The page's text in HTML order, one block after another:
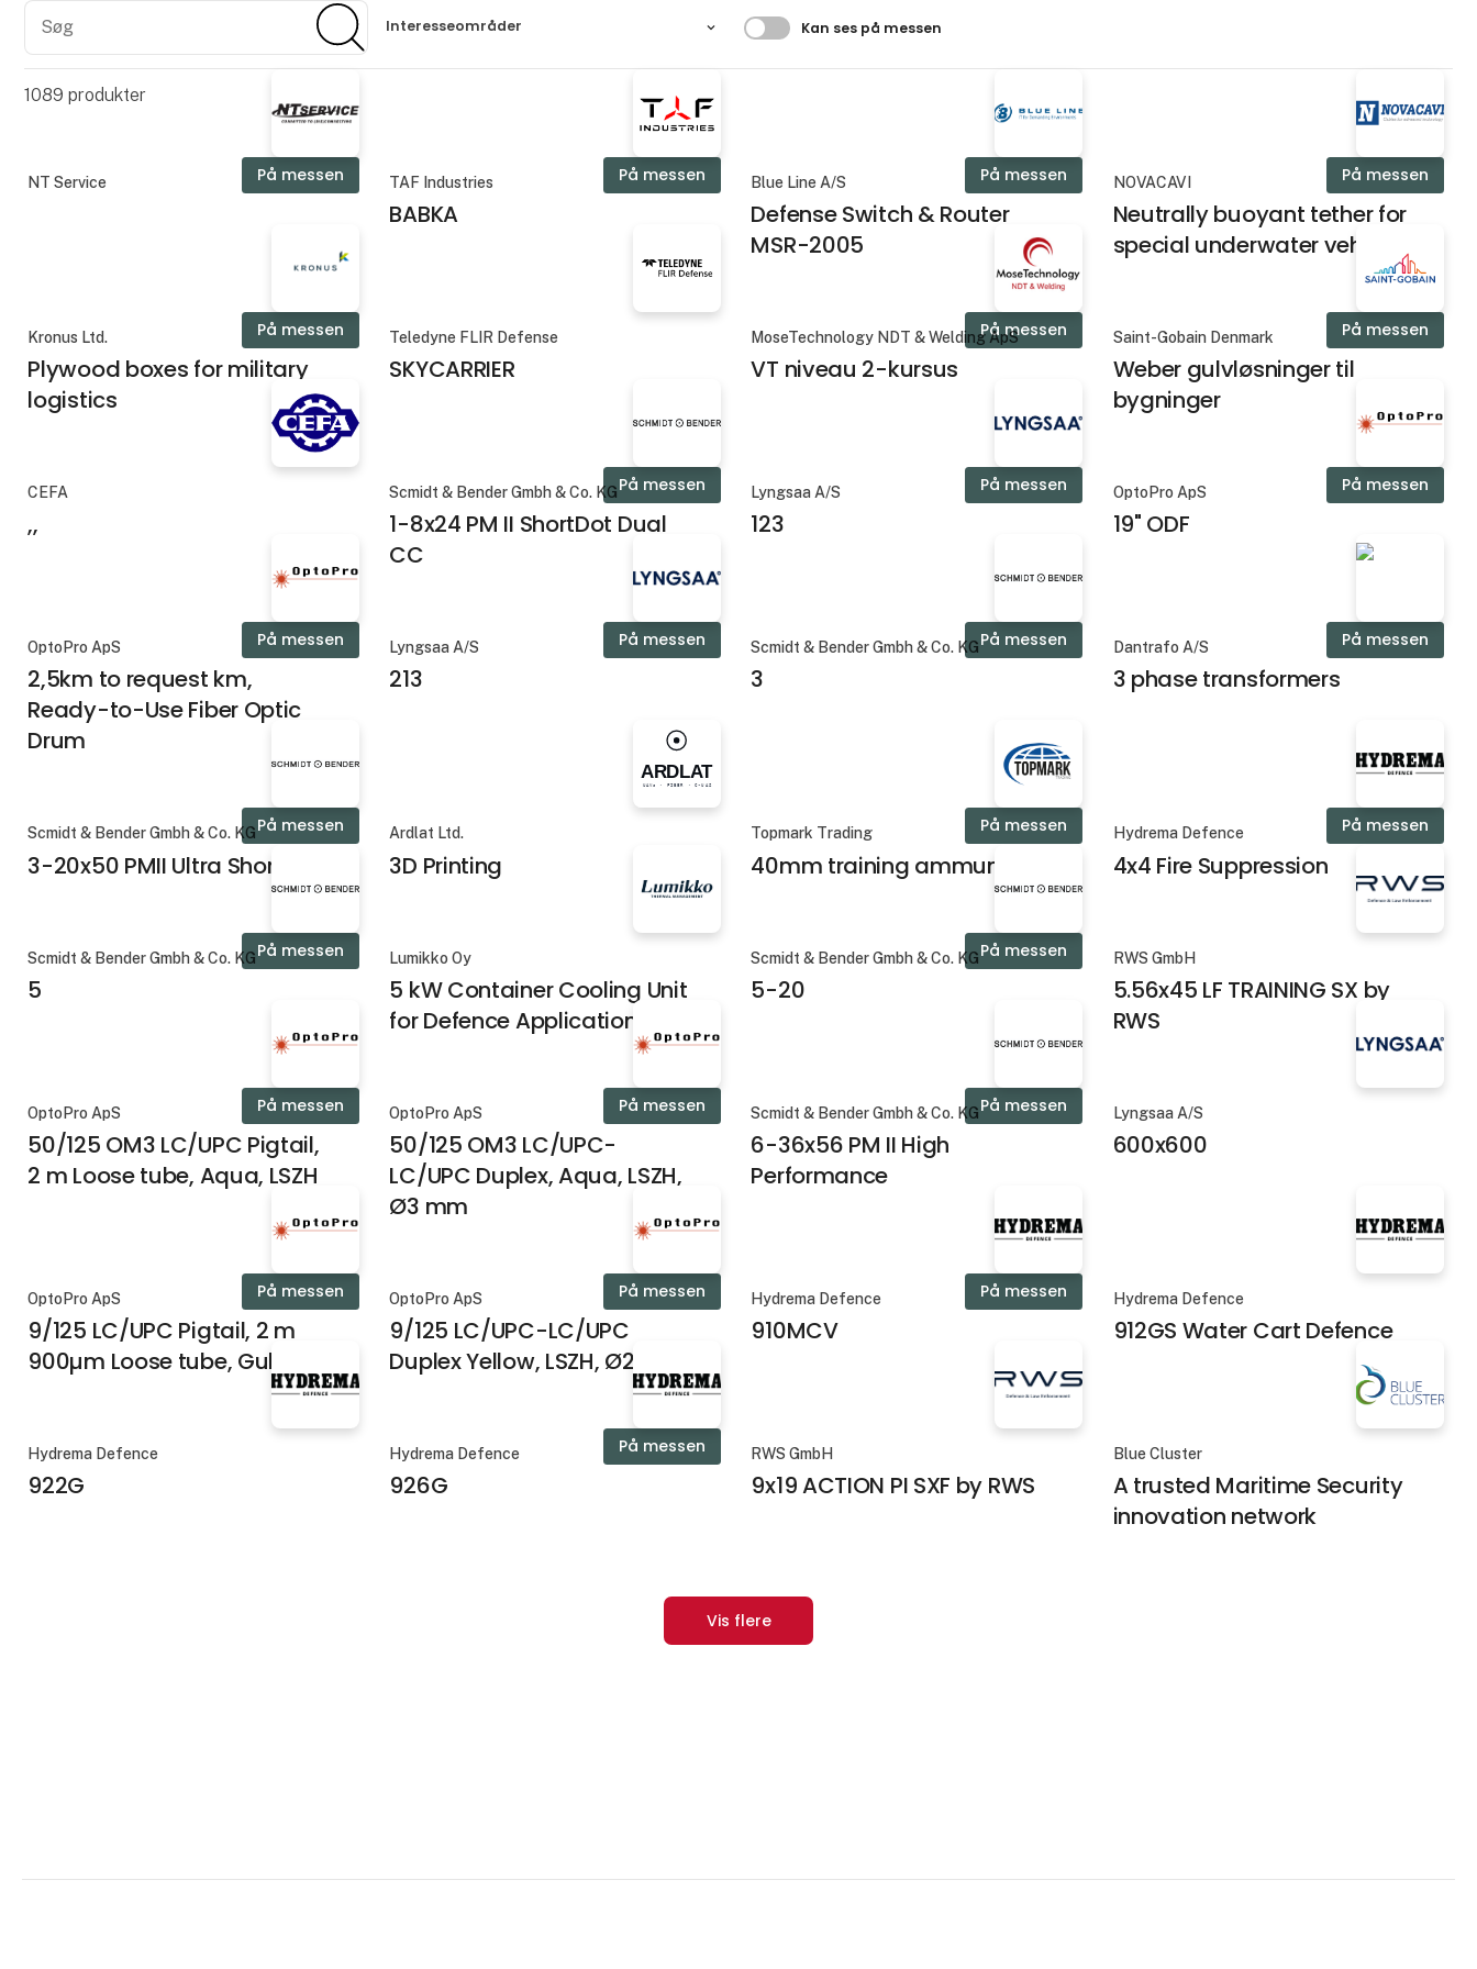
Søg
Interesseområder Filtrer resultater
Kan ses på messen
1089 produkter
På messen
NT Service På messen
TAF Industries
BABKA
På messen
Blue Line A/S
Defense Switch & Router
MSR-2005
På messen
NOVACAVI
Neutrally buoyant tether for
special underwater vehicle
På messen
Kronus Ltd.
Plywood boxes for military
logistics
Teledyne FLIR Defense
SKYCARRIER
På messen
MoseTechnology NDT & Welding ApS
VT niveau 2-kursus
På messen
Saint-Gobain Denmark
Weber gulvløsninger til
bygninger
CEFA
,,
På messen
Scmidt & Bender Gmbh & Co. KG
1-8x24 PM II ShortDot Dual
CC
På messen
Lyngsaa A/S
123
På messen
OptoPro ApS
19" ODF
På messen
OptoPro ApS
2,5km to request km,
Ready-to-Use Fiber Optic
Drum
På messen
Lyngsaa A/S
213
På messen
Scmidt & Bender Gmbh & Co. KG
3
På messen
Dantrafo A/S
3 phase transformers
På messen
Scmidt & Bender Gmbh & Co. KG
3-20x50 PMII Ultra Short
Ardlat Ltd.
3D Printing
På messen
Topmark Trading
40mm training ammunition
På messen
Hydrema Defence
4x4 Fire Suppression
På messen
Scmidt & Bender Gmbh & Co. KG
5
Lumikko Oy
5 kW Container Cooling Unit
for Defence Applications
På messen
Scmidt & Bender Gmbh & Co. KG
5-20
RWS GmbH
5.56x45 LF TRAINING SX by
RWS
På messen
OptoPro ApS
50/125 OM3 LC/UPC Pigtail,
2 m Loose tube, Aqua, LSZH
På messen
OptoPro ApS
50/125 OM3 LC/UPC-
LC/UPC Duplex, Aqua, LSZH,
Ø3 mm
På messen
Scmidt & Bender Gmbh & Co. KG
6-36x56 PM II High
Performance
Lyngsaa A/S
600x600
På messen
OptoPro ApS
9/125 LC/UPC Pigtail, 2 m
900µm Loose tube, Gul, LSZH
På messen
OptoPro ApS
9/125 LC/UPC-LC/UPC
Duplex Yellow, LSZH, Ø2 mm
På messen
Hydrema Defence
910MCV
Hydrema Defence
912GS Water Cart Defence
Hydrema Defence
922G
På messen
Hydrema Defence
926G
RWS GmbH
9x19 ACTION PI SXF by RWS
Blue Cluster
A trusted Maritime Security
innovation network
Vis flere